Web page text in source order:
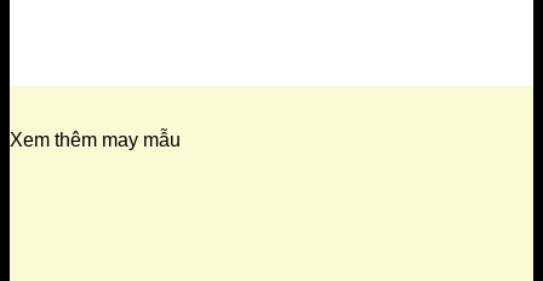
Xem thêm may mẫu